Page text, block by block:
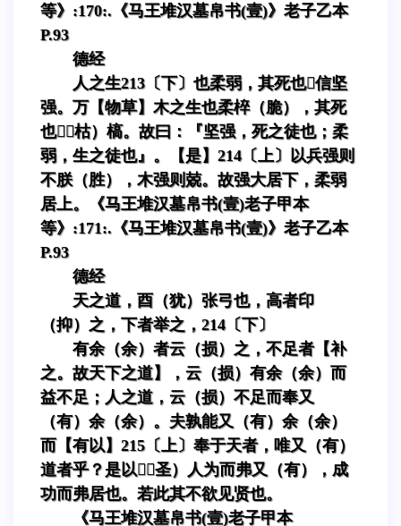
等》:170:.《马王堆汉墓帛书(壹)》老子乙本
P.93
德经
人之生213〔下〕也柔弱，其死也信坚
强。万【物草】木之生也柔椊（脆），其死
也（枯）槁。故曰：『坚强，死之徒也；柔
弱，生之徒也』。【是】214〔上〕以兵强则
不朕（胜），木强则兢。故强大居下，柔弱
居上。《马王堆汉墓帛书(壹)老子甲本
等》:171:.《马王堆汉墓帛书(壹)》老子乙本
P.93
德经
天之道，酉（犹）张弓也，高者印
（抑）之，下者举之，214〔下〕
有余（余）者云（损）之，不足者【补
之。故天下之道】，云（损）有余（余）而
益不足；人之道，云（损）不足而奉又
（有）余（余）。夫孰能又（有）余（余）
而【有以】215〔上〕奉于天者，唯又（有）
道者乎？是以（圣）人为而弗又（有），成
功而弗居也。若此其不欲见贤也。
《马王堆汉墓帛书(壹)老子甲本